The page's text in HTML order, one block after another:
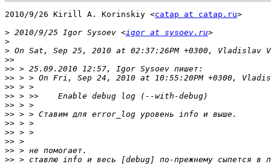
2010/9/26 Kirill A. Korinskiy <catap at catap.ru>
> 2010/9/25 Igor Sysoev <igor at sysoev.ru
>
>
>>
>>
>>
>>
>>
>>
>>
>>
>>
>>
>>
>>